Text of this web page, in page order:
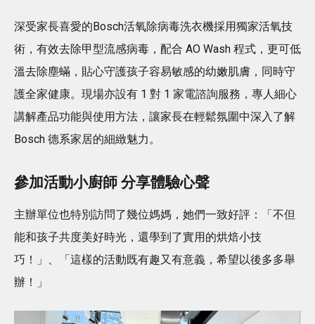
深受家長喜愛的Bosch活氧除病毒洗衣機採用獨家活氧技
術，有效去除甲型流感病毒，配合 AO Wash 程式，更可低
溫去除塵蟎，貼心守護孩子容易敏感的幼嫩肌膚，同時守
護全家健康。現場亦設有 1 對 1 家電諮詢服務，專人細心
講解產品功能與使用方法，讓家長在輕鬆氛圍中深入了解
Bosch 德系家居的細緻魅力。
參加活動小廚師 分享體驗心聲
主辦單位也特別訪問了幾位媽媽，她們一致好評：「不但
能和孩子共度美好時光，還學到了實用的烘焙小技
巧！」、「這樣的活動既有趣又有意義，希望以後多多舉
辦！」